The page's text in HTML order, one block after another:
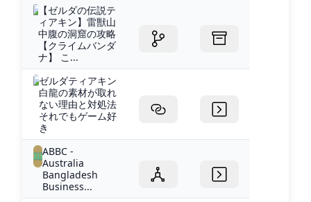
【ゼルダの伝説テ
ィアキン】雷獣山
中腹の洞窟の攻略
【クライムバンダ
ナ】 こ...
ゼルダティアキン
白龍の素材が取れ
ない理由と対処法
それでもゲーム好
き
ABBC -
Australia
Bangladesh
Business...